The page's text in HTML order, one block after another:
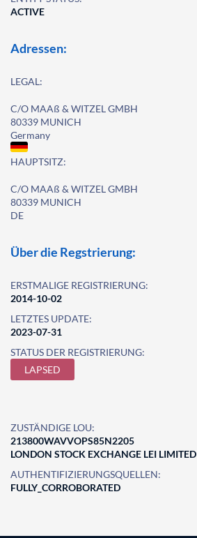
ACTIVE
Adressen:
LEGAL:
C/O MAAß & WITZEL GMBH
80339 MUNICH
Germany
HAUPTSITZ:
C/O MAAß & WITZEL GMBH
80339 MUNICH
DE
Über die Regstrierung:
ERSTMALIGE REGISTRIERUNG:
2014-10-02
LETZTES UPDATE:
2023-07-31
STATUS DER REGISTRIERUNG:
LAPSED
ZUSTÄNDIGE LOU:
213800WAVVOPS85N2205
LONDON STOCK EXCHANGE LEI LIMITED
AUTHENTIFIZIERUNGSQUELLEN:
FULLY_CORROBORATED